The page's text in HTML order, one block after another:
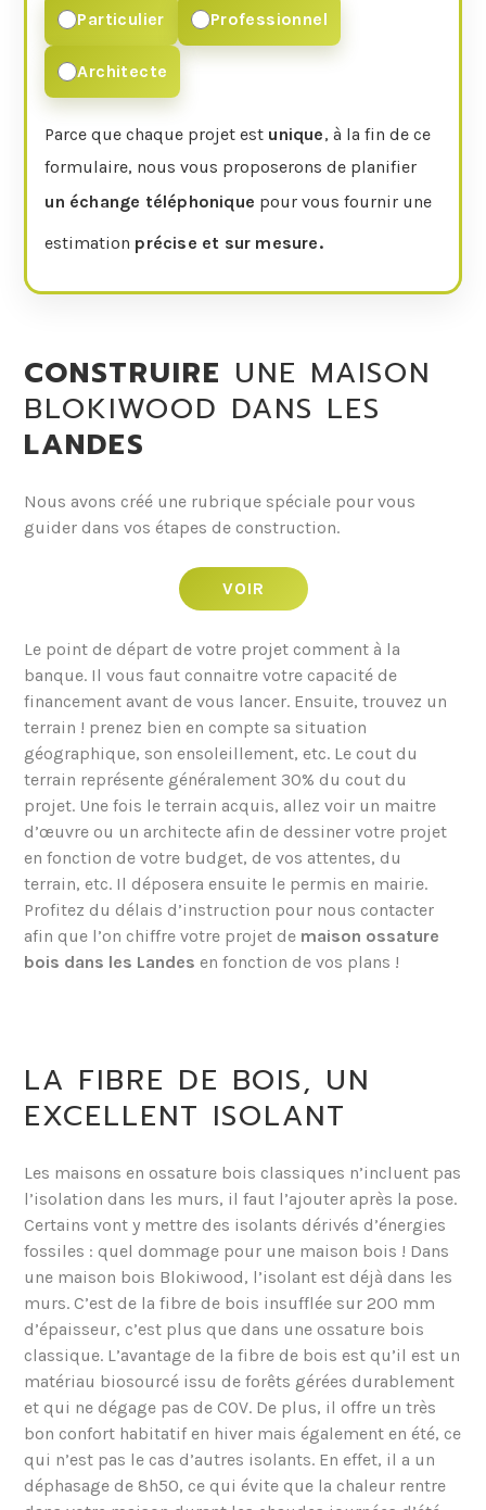
Particulier Professionnel
Architecte
Parce que chaque projet est unique, à la fin de ce
formulaire, nous vous proposerons de planifier
un échange téléphonique pour vous fournir une
estimation précise et sur mesure.
CONSTRUIRE UNE MAISON
BLOKIWOOD DANS LES
LANDES
Nous avons créé une rubrique spéciale pour vous
guider dans vos étapes de construction.
VOIR
Le point de départ de votre projet comment à la
banque. Il vous faut connaitre votre capacité de
financement avant de vous lancer. Ensuite, trouvez un
terrain ! prenez bien en compte sa situation
géographique, son ensoleillement, etc. Le cout du
terrain représente généralement 30% du cout du
projet. Une fois le terrain acquis, allez voir un maitre
d’œuvre ou un architecte afin de dessiner votre projet
en fonction de votre budget, de vos attentes, du
terrain, etc. Il déposera ensuite le permis en mairie.
Profitez du délais d’instruction pour nous contacter
afin que l’on chiffre votre projet de maison ossature
bois dans les Landes en fonction de vos plans !
LA FIBRE DE BOIS, UN
EXCELLENT ISOLANT
Les maisons en ossature bois classiques n’incluent pas
l’isolation dans les murs, il faut l’ajouter après la pose.
Certains vont y mettre des isolants dérivés d’énergies
fossiles : quel dommage pour une maison bois ! Dans
une maison bois Blokiwood, l’isolant est déjà dans les
murs. C’est de la fibre de bois insufflée sur 200 mm
d’épaisseur, c’est plus que dans une ossature bois
classique. L’avantage de la fibre de bois est qu’il est un
matériau biosourcé issu de forêts gérées durablement
et qui ne dégage pas de COV. De plus, il offre un très
bon confort habitatif en hiver mais également en été, ce
qui n’est pas le cas d’autres isolants. En effet, il a un
déphasage de 8h50, ce qui évite que la chaleur rentre